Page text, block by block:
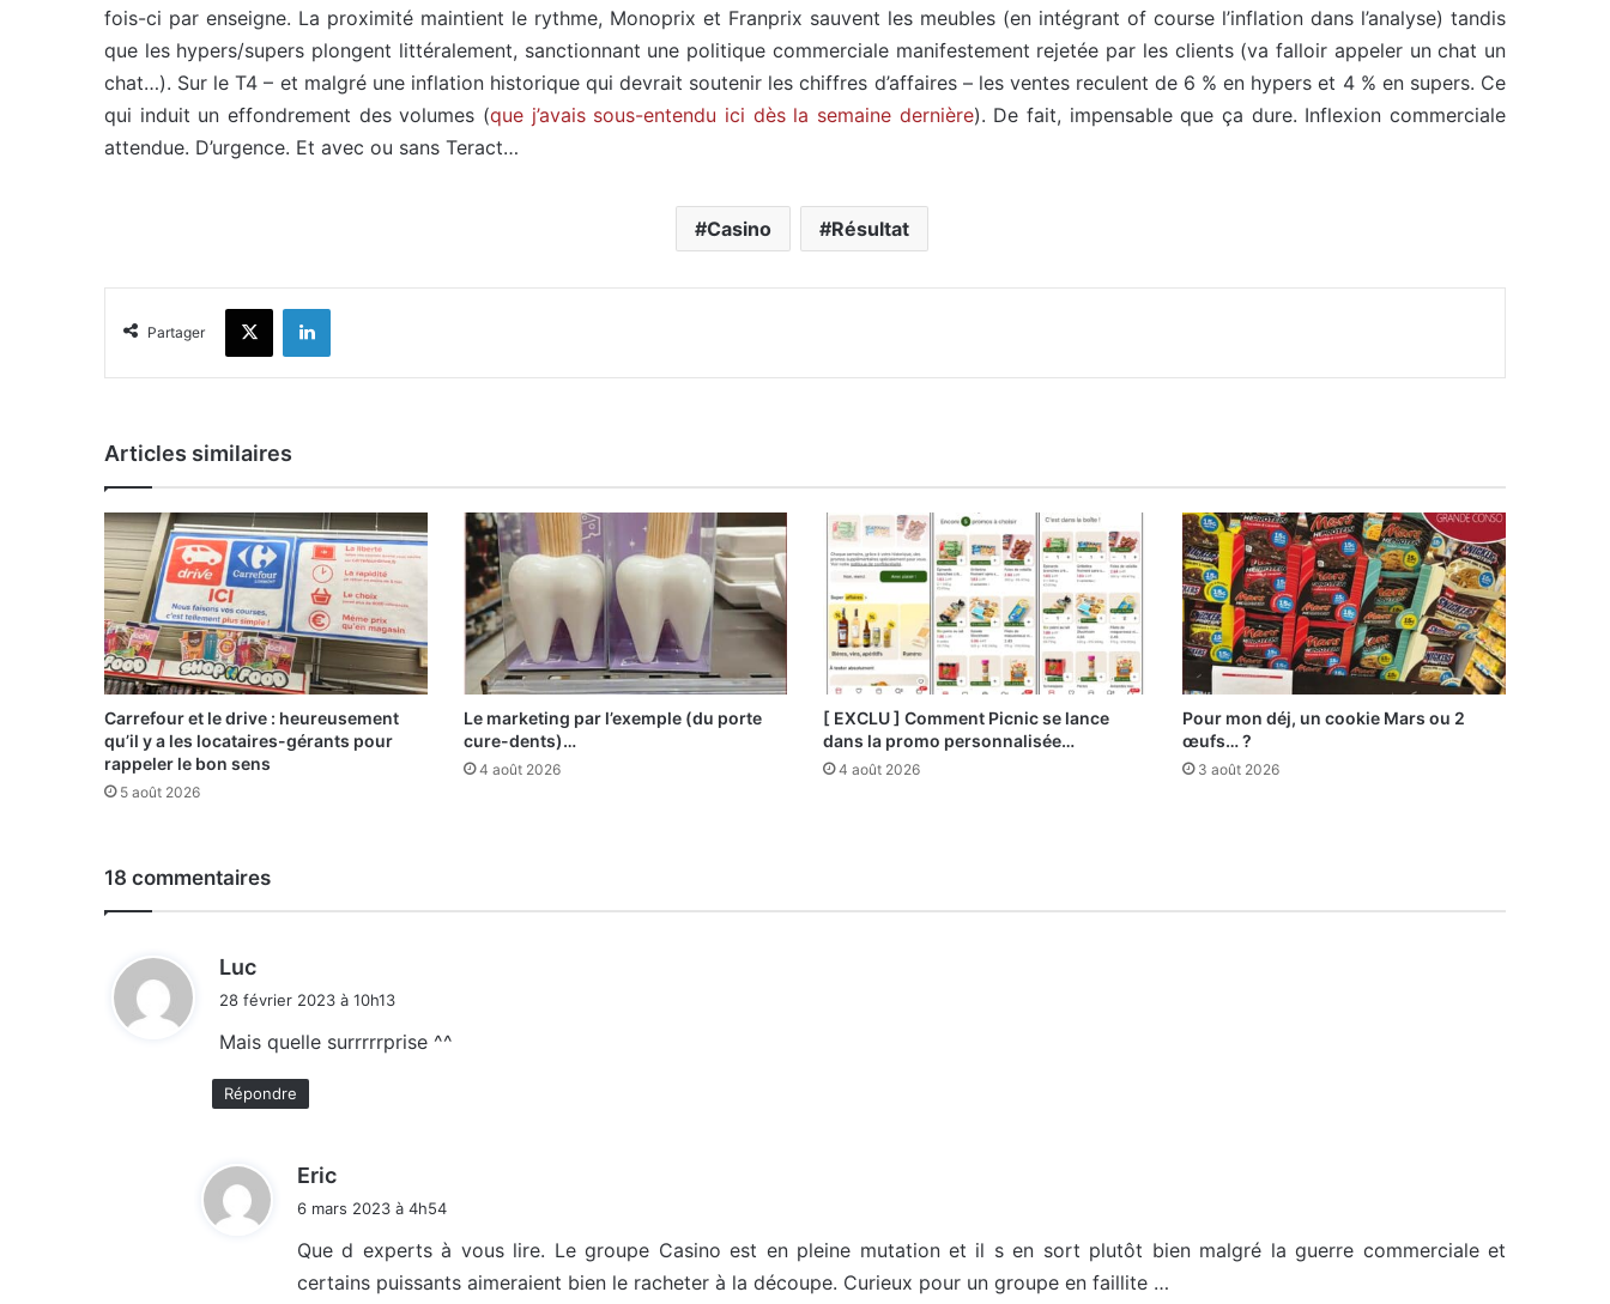
fois-ci par enseigne. La proximité maintient le rythme, Monoprix et Franprix sauvent les meubles (en intégrant of course l’inflation dans l’analyse) tandis
que les hypers/supers plongent littéralement, sanctionnant une politique commerciale manifestement rejetée par les clients (va falloir appeler un chat un
chat…). Sur le T4 – et malgré une inflation historique qui devrait soutenir les chiffres d’affaires – les ventes reculent de 6 % en hypers et 4 % en supers. Ce
qui induit un effondrement des volumes (que j’avais sous-entendu ici dès la semaine dernière). De fait, impensable que ça dure. Inflexion commerciale
attendue. D’urgence. Et avec ou sans Teract…
Casino Résultat
Partager
X Linkedin
Articles similaires
Carrefour et le drive : heureusement
qu’il y a les locataires-gérants pour
rappeler le bon sens
5 août 2026
Le marketing par l’exemple (du porte
cure-dents)…
4 août 2026
[ EXCLU ] Comment Picnic se lance
dans la promo personnalisée…
4 août 2026
Pour mon déj, un cookie Mars ou 2
œufs… ?
3 août 2026
18 commentaires
Luc
28 février 2023 à 10h13
Mais quelle surrrrrprise ^^
Répondre
Eric
:
6 mars 2023 à 4h54
Que d experts à vous lire. Le groupe Casino est en pleine mutation et il s en sort plutôt bien malgré la guerre commerciale et
certains puissants aimeraient bien le racheter à la découpe. Curieux pour un groupe en faillite …